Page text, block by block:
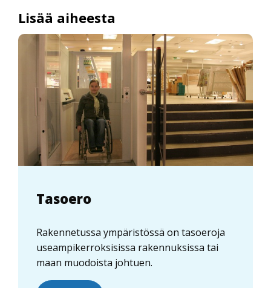
Lisää aiheesta
Tasoero
Rakennetussa ympäristössä on tasoeroja
useampikerroksisissa rakennuksissa tai
maan muodoista johtuen.